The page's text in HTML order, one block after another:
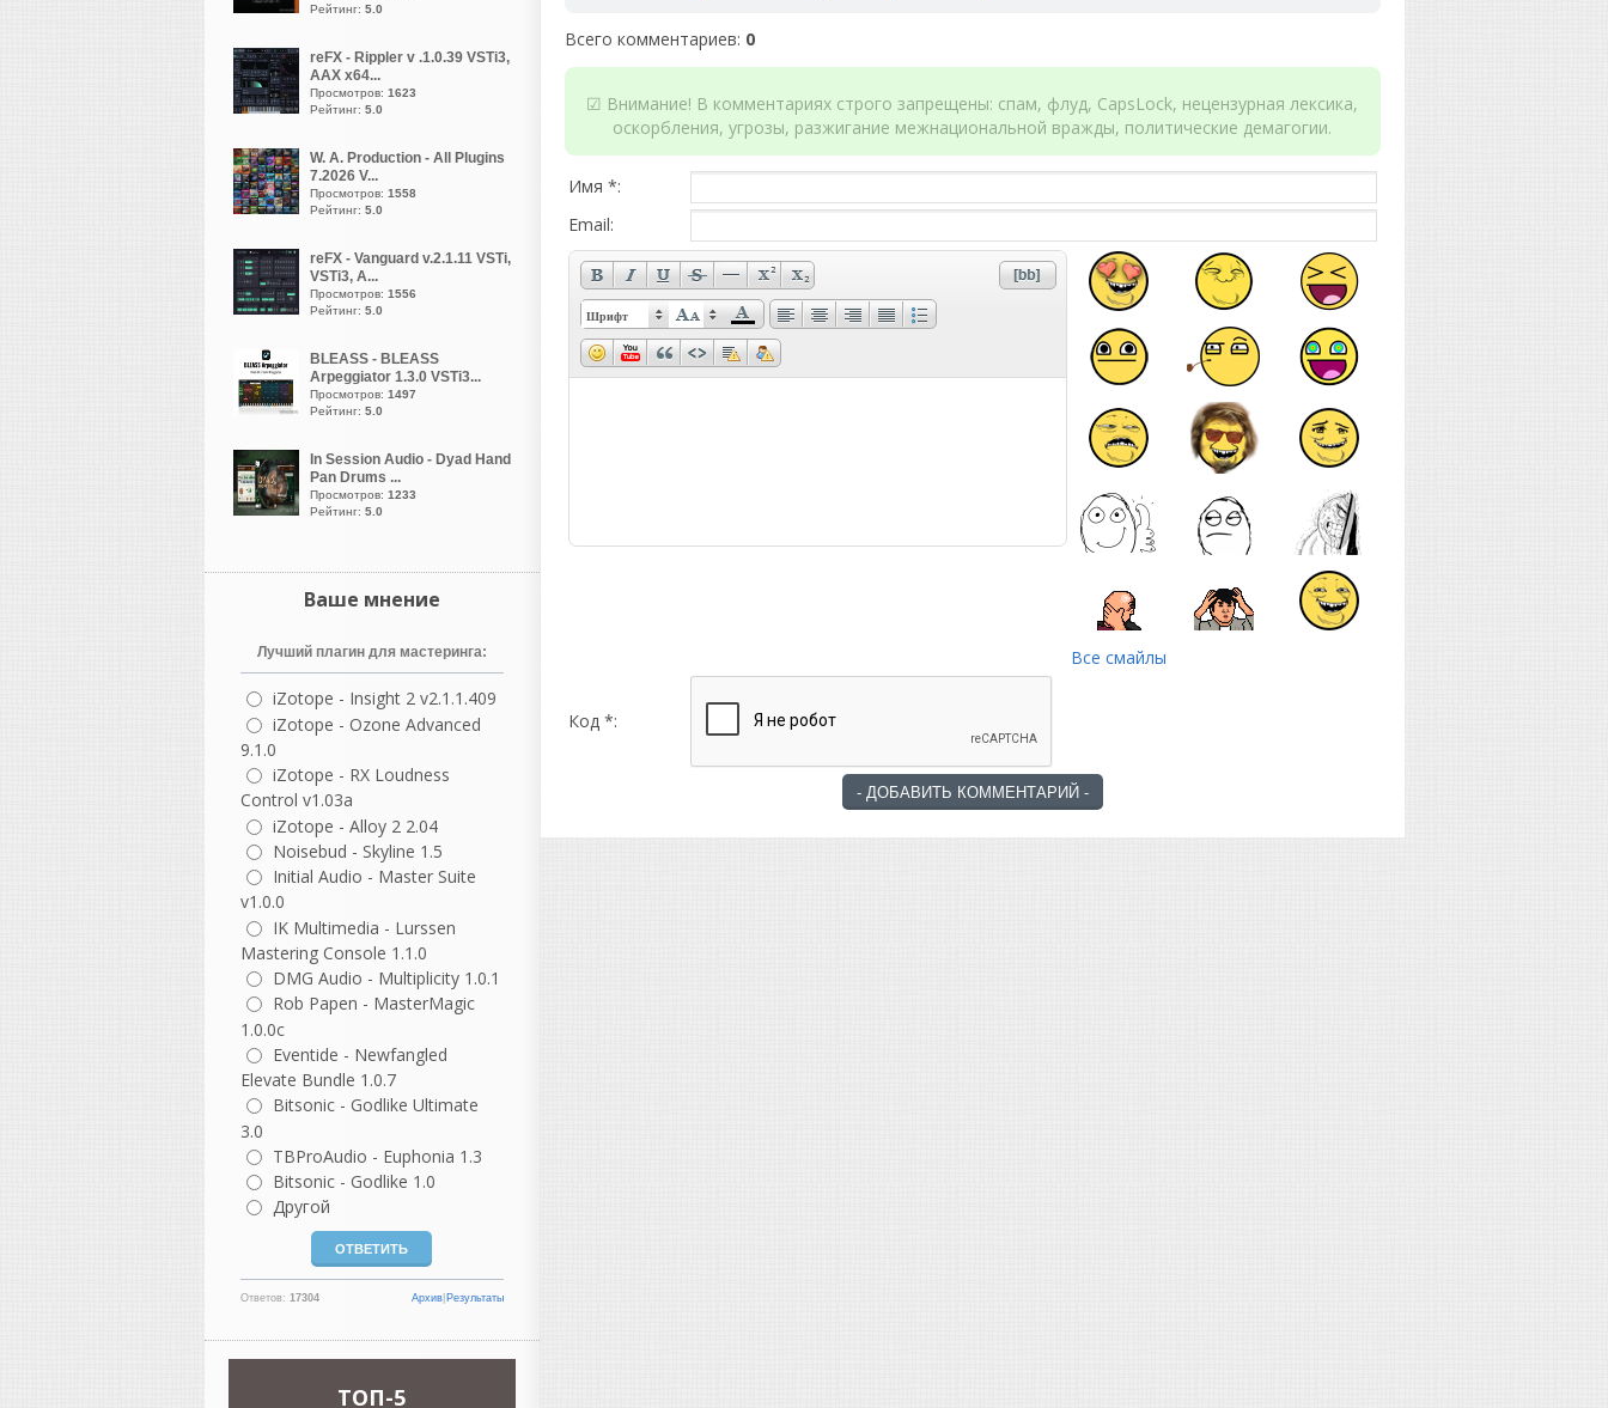
Всего комментариев: 0
☑ Внимание! В комментариях строго запрещены: спам, флуд, CapsLock, нецензурная лексика,
оскорбления, угрозы, разжигание межнациональной вражды, политические демагогии.
Имя *:
Email:
Шрифт
Все смайлы
Код *:
guter
написал 08.08.2026 в
https://vsthouse.ru/load....0-
написал 08.08.2026 в07:18
Уважаемые пианисты и
пользователи
пожалуйста разобраться,
где здесь находится
редактор аккордовой
здесь вообще... Второй
день пытаюсь аккорды по
тактам разложить, но
ничего кроме функции
Рокобил
написал 08.08.2026 в07:15
пользователи "Giglad".
разобраться, где здесь
находится редактор
есть ли он здесь вообще...
Второй день пытаюсь
аккорды по тактам
разложить, но
ничего кроме функции
"лайв" я здесь не нашел.
написал 08.08.2026 в 01:23
На другом ресурсе уже есть
нормальная версия.
Heavy
написал 07.08.2026 в
Жирненький! Они, кстати,
запилилиhttps://muscriptor.kyutai.org/
vangog171
написал 07.08.2026 в
Удалил свое. Полная
тишина..
Heavy
написал 07.08.2026 в16:52
Похоже, не работает кряк,
Рейтинг: 5.0
reFX - Rippler v .1.0.39 VSTi3,
AAX x64...
Просмотров: 1623
Рейтинг: 5.0
W. A. Production - All Plugins
7.2026 V...
Просмотров: 1558
Рейтинг: 5.0
reFX - Vanguard v.2.1.11 VSTi,
VSTi3, A...
Просмотров: 1556
Рейтинг: 5.0
BLEASS - BLEASS
Arpeggiator 1.3.0 VSTi3...
Просмотров: 1497
Рейтинг: 5.0
In Session Audio - Dyad Hand
Pan Drums ...
Просмотров: 1233
Рейтинг: 5.0
Ваше мнение
Лучший плагин для мастеринга:
iZotope - Insight 2 v2.1.1.409
iZotope - Ozone Advanced
9.1.0
iZotope - RX Loudness
Control v1.03a
iZotope - Alloy 2 2.04
Noisebud - Skyline 1.5
Initial Audio - Master Suite
v1.0.0
IK Multimedia - Lurssen
Mastering Console 1.1.0
DMG Audio - Multiplicity 1.0.1
Rob Papen - MasterMagic
1.0.0c
Eventide - Newfangled
Elevate Bundle 1.0.7
Bitsonic - Godlike Ultimate
3.0
TBProAudio - Euphonia 1.3
Bitsonic - Godlike 1.0
Другой
Ответов: 17304 Результаты
|
Архив
TOП-5